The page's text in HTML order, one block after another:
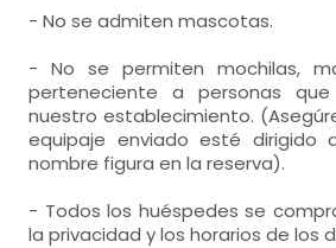
- No se admiten mascotas.
- No se permiten mochilas,
perteneciente a personas
nuestro establecimiento.
equipaje enviado esté dirigido
nombre figura en la reserva).
- Todos los huéspedes se
la privacidad y los horarios de los